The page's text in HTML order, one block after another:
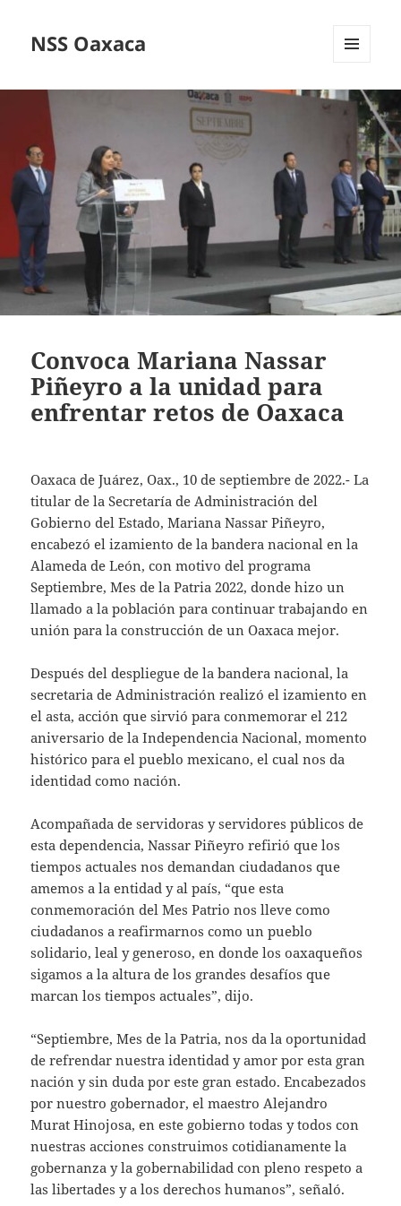
NSS Oaxaca
WIDGETS
Convoca Mariana Nassar
Piñeyro a la unidad para
enfrentar retos de Oaxaca
Oaxaca de Juárez, Oax., 10 de septiembre de 2022.- La
titular de la Secretaría de Administración del
Gobierno del Estado, Mariana Nassar Piñeyro,
encabezó el izamiento de la bandera nacional en la
Alameda de León, con motivo del programa
Septiembre, Mes de la Patria 2022, donde hizo un
llamado a la población para continuar trabajando en
unión para la construcción de un Oaxaca mejor.
Después del despliegue de la bandera nacional, la
secretaria de Administración realizó el izamiento en
el asta, acción que sirvió para conmemorar el 212
aniversario de la Independencia Nacional, momento
histórico para el pueblo mexicano, el cual nos da
identidad como nación.
Acompañada de servidoras y servidores públicos de
esta dependencia, Nassar Piñeyro refirió que los
tiempos actuales nos demandan ciudadanos que
amemos a la entidad y al país, “que esta
conmemoración del Mes Patrio nos lleve como
ciudadanos a reafirmarnos como un pueblo
solidario, leal y generoso, en donde los oaxaqueños
sigamos a la altura de los grandes desafíos que
marcan los tiempos actuales”, dijo.
“Septiembre, Mes de la Patria, nos da la oportunidad
de refrendar nuestra identidad y amor por esta gran
nación y sin duda por este gran estado. Encabezados
por nuestro gobernador, el maestro Alejandro
Murat Hinojosa, en este gobierno todas y todos con
nuestras acciones construimos cotidianamente la
gobernanza y la gobernabilidad con pleno respeto a
las libertades y a los derechos humanos”, señaló.